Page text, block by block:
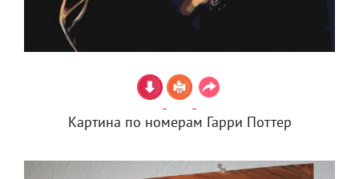
Картина по номерам Гарри Поттер